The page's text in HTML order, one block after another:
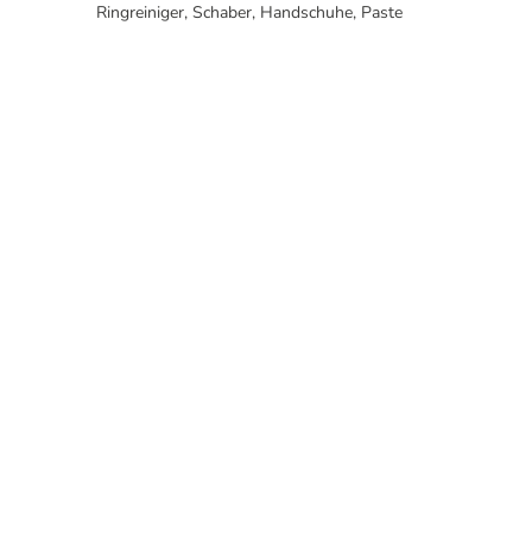
Ringreiniger, Schaber, Handschuhe, Paste